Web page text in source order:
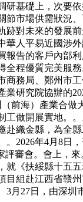
礎上，次要依
節市場供需狀況
跡對未來的發展
華人平易近國涉
報告的客戶內部
全程優質完美服
商務局、鄭州市
業研究院協辦的
前海）產業合
工做開展實地。
赴織金縣，為全
2026年4月8日
評審會。會上，
就《扶綏縣十五
目組赴江西省贛
月27日，由深